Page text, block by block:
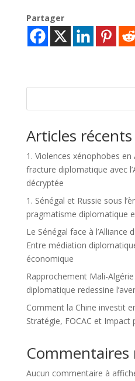
Partager
Articles récents
1. Violences xénophobes en
fracture diplomatique avec
décryptée
1. Sénégal et Russie sous
pragmatisme diplomatique
Le Sénégal face à l’Alliance
Entre médiation
économique
Rapprochement Mali-
diplomatique redessine
Comment la Chine investit
Stratégie, FOCAC et Impact
Commentaires
Aucun commentaire à